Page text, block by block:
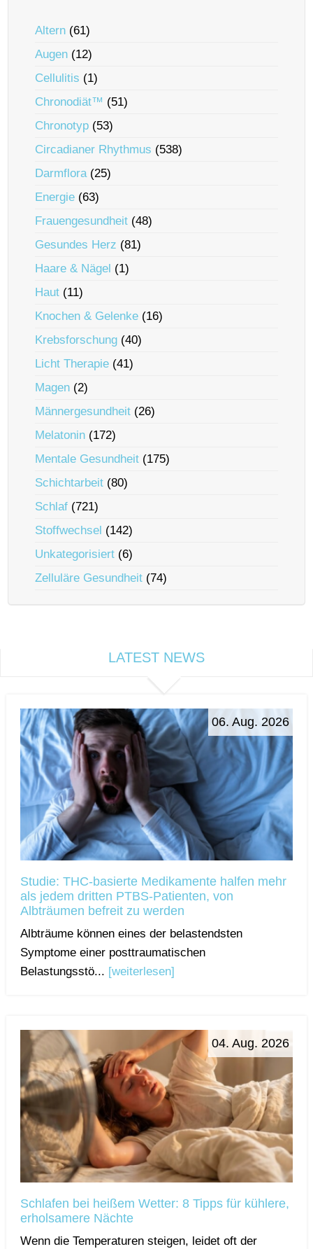
Altern (61)
Augen (12)
Cellulitis (1)
Chronodiät™ (51)
Chronotyp (53)
Circadianer Rhythmus (538)
Darmflora(25)
Energie (63)
Frauengesundheit (48)
Gesundes Herz (81)
Haare & Nägel (1)
Haut (11)
Knochen & Gelenke (16)
Krebsforschung (40)
Licht Therapie (41)
Magen (2)
Männergesundheit (26)
Melatonin (172)
Mentale Gesundheit (175)
Schichtarbeit (80)
Schlaf (721)
Stoffwechsel (142)
Unkategorisiert (6)
Zelluläre Gesundheit (74)
LATEST NEWS
06. Aug. 2026
Studie: THC-basierte Medikamente halfen mehr
als jedem dritten PTBS-Patienten, von
Albträumen befreit zu werden
Albträume können eines der belastendsten
Symptome einer posttraumatischen
Belastungsstö... [weiterlesen]
04. Aug. 2026
Schlafen bei heißem Wetter: 8 Tipps für kühlere,
erholsamere Nächte
Wenn die Temperaturen steigen, leidet oft der